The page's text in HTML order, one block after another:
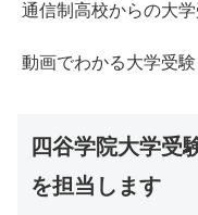
通信制高校からの大
動画でわかる大学受験
四谷学院大学受
を担当します